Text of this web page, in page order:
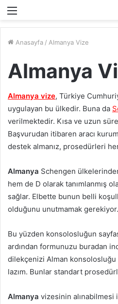
Anasayfa / Almanya Vize
Almanya
Almanya vize, Türkiye
uygulayan bu ülkedir. Buna da
verilmektedir. Kısa ve uzun
Başvurudan itibaren aracı
destek almanız, prosedürleri
Almanya Schengen
hem de D olarak tanımlanmış
sağlar. Elbette bunun belli
olduğunu unutmamak gerekiyor.
Bu yüzden konsolosluğun
ardından formunuzu buradan
dilekçenizi Alman konsolosluğu
lazım. Bunlar standart
Almanya vizesinin alınabilmesi